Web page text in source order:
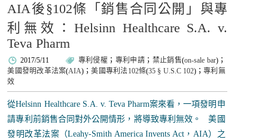
AIA後§102條「銷售合同公開」與專
利無效：Helsinn Healthcare S.A. v.
Teva Pharm
2017/5/11 專利侵權 ； 專利申請 ； 禁止銷售(on-sale bar)；
美國發明改革法案(AIA)；美國專利法102條(35 § U.S.C 102)； 專利無
效
從Helsinn Healthcare S.A. v. Teva Pharm案來看，一項發明申
請專利前銷售合同對外公開情形，將導致專利無效。 美國
發明改革法案（Leahy-Smith America Invents Act，AIA）之